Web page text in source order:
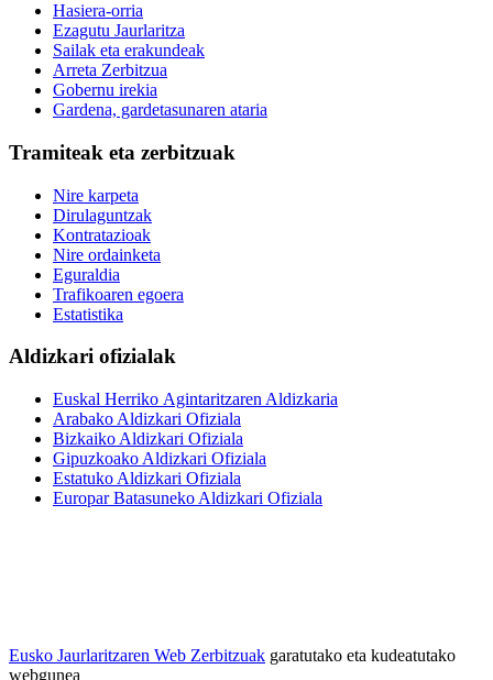
Hasiera-orria
Ezagutu Jaurlaritza
Sailak eta erakundeak
Arreta Zerbitzua
Gobernu irekia
Gardena, gardetasunaren ataria
Tramiteak eta zerbitzuak
Nire karpeta
Dirulaguntzak
Kontratazioak
Nire ordainketa
Eguraldia
Trafikoaren egoera
Estatistika
Aldizkari ofizialak
Euskal Herriko Agintaritzaren Aldizkaria
Arabako Aldizkari Ofiziala
Bizkaiko Aldizkari Ofiziala
Gipuzkoako Aldizkari Ofiziala
Estatuko Aldizkari Ofiziala
Europar Batasuneko Aldizkari Ofiziala
Eusko Jaurlaritzaren Web Zerbitzuak garatutako eta kudeatutako
webgunea